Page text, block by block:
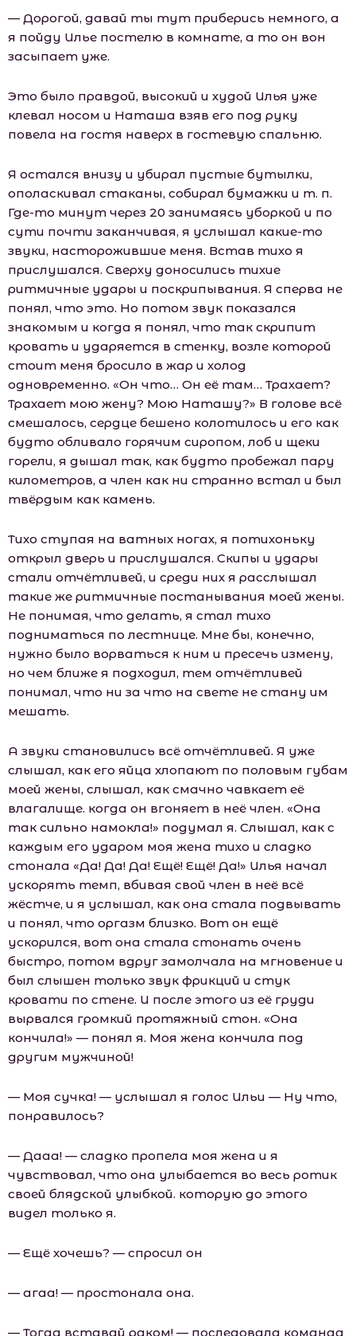
— Дорогой, давай ты тут приберись немного, а
я пойду Илье постелю в комнате, а то он вон
засыпает уже.
Это было правдой, высокий и худой Илья уже
клевал носом и Наташа взяв его под руку
повела на гостя наверх в гостевую спальню.
Я остался внизу и убирал пустые бутылки,
ополаскивал стаканы, собирал бумажки и т. п.
Где-то минут через 20 занимаясь уборкой и по
сути почти заканчивая, я услышал какие-то
звуки, насторожившие меня. Встав тихо я
прислушался. Сверху доносились тихие
ритмичные удары и поскрипывания. Я сперва не
понял, что это. Но потом звук показался
знакомым и когда я понял, что так скрипит
кровать и ударяется в стенку, возле которой
стоит меня бросило в жар и холод
одновременно. «Он что… Он её там… Трахает?
Трахает мою жену? Мою Наташу?» В голове всё
смешалось, сердце бешено колотилось и его как
будто обливало горячим сиропом, лоб и щеки
горели, я дышал так, как будто пробежал пару
километров, а член как ни странно встал и был
твёрдым как камень.
Тихо ступая на ватных ногах, я потихоньку
открыл дверь и прислушался. Скипы и удары
стали отчётливей, и среди них я расслышал
такие же ритмичные постанывания моей жены.
Не понимая, что делать, я стал тихо
подниматься по лестнице. Мне бы, конечно,
нужно было ворваться к ним и пресечь измену,
но чем ближе я подходил, тем отчётливей
понимал, что ни за что на свете не стану им
мешать.
А звуки становились всё отчётливей. Я уже
слышал, как его яйца хлопают по половым губам
моей жены, слышал, как смачно чавкает её
влагалище. когда он вгоняет в неё член. «Она
так сильно намокла!» подумал я. Слышал, как с
каждым его ударом моя жена тихо и сладко
стонала «Да! Да! Да! Ещё! Ещё! Да!» Илья начал
ускорять темп, вбивая свой член в неё всё
жёстче, и я услышал, как она стала подвывать
и понял, что оргазм близко. Вот он ещё
ускорился, вот она стала стонать очень
быстро, потом вдруг замолчала на мгновение и
был слышен только звук фрикций и стук
кровати по стене. И после этого из её груди
вырвался громкий протяжный стон. «Она
кончила!» — понял я. Моя жена кончила под
другим мужчиной!
— Моя сучка! — услышал я голос Ильи — Ну что,
понравилось?
— Дааа! — сладко пропела моя жена и я
чувствовал, что она улыбается во весь ротик
своей блядской улыбкой. которую до этого
видел только я.
— Ещё хочешь? — спросил он
— агаа! — простонала она.
— Тогда вставай раком! — последовала команда